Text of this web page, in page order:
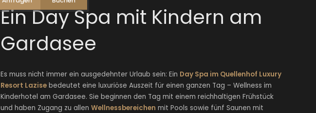
Ein Day Spa mit Kindern am
Gardasee
Es muss nicht immer ein ausgedehnter Urlaub sein: Ein Day Spa im Quellenhof Luxury
Resort Lazise bedeutet eine luxuriöse Auszeit für einen ganzen Tag – Wellness im
Kinderhotel am Gardasee. Sie beginnen den Tag mit einem reichhaltigen Frühstück
und haben Zugang zu allen Wellnessbereichen mit Pools sowie fünf Saunen mit